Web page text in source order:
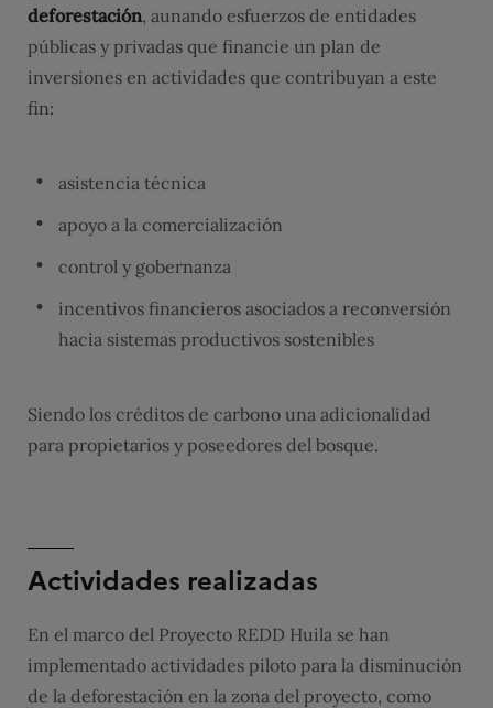
deforestación, aunando esfuerzos de entidades
públicas y privadas que financie un plan de
inversiones en actividades que contribuyan a este
fin:
asistencia técnica
apoyo a la comercialización
control y gobernanza
incentivos financieros asociados a reconversión
hacia sistemas productivos sostenibles
Siendo los créditos de carbono una adicionalidad
para propietarios y poseedores del bosque.
Actividades realizadas
En el marco del Proyecto REDD Huila se han
implementado actividades piloto para la disminución
de la deforestación en la zona del proyecto, como